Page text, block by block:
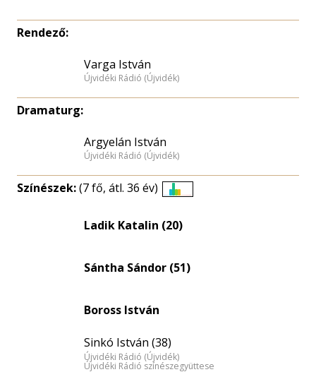
Rendező:
Varga István
Újvidéki Rádió (Újvidék)
Dramaturg:
Argyelán István
Újvidéki Rádió (Újvidék)
Színészek:(7 fő, átl. 36 év)
eloszlás
Ladik Katalin (20)
Sántha Sándor (51)
Boross István
Sinkó István (38)
Újvidéki Rádió (Újvidék)
Újvidéki Rádió színészegyüttese